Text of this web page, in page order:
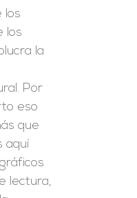
los
los
la
Por
eso
que
aquí
lectura,